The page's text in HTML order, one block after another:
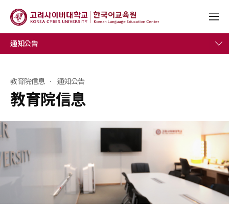
教育院信息
教育院信息 通知公告
通知公告